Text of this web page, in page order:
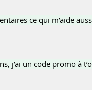
ce qui m’aide
j’ai un code promo à